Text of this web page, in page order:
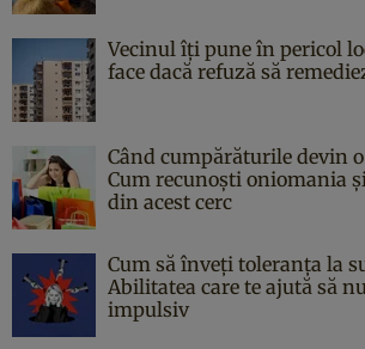
Vecinul îți pune în pericol
face dacă refuză să
Când cumpărăturile devin
Cum recunoști oniomania
din acest cerc
Cum să înveți toleranța la
Abilitatea care te ajută să
impulsiv